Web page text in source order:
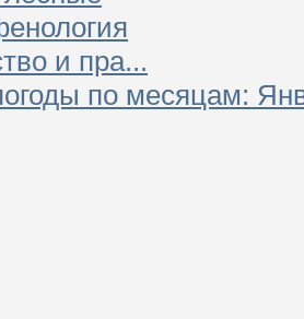
и пра...
по месяцам: